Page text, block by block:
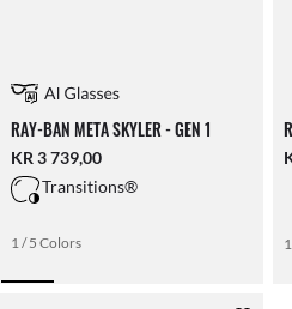
RAY-BAN META SKYLER - GEN 1
KR 3 739,00
Transitions®
1 / 5 Colors